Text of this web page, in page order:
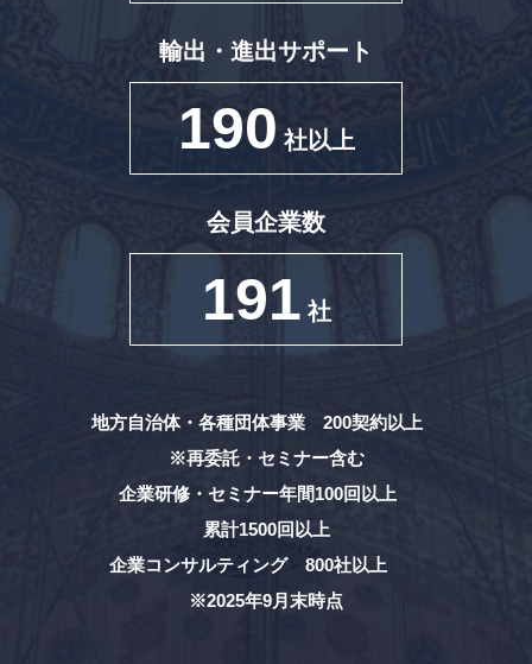
輸出・進出サポート
190 社以上
会員企業数
191 社
地方自治体・各種団体事業 200契約以上
※再委託・セミナー含む
企業研修・セミナー年間100回以上
累計1500回以上
企業コンサルティング 800社以上
※2025年9月末時点